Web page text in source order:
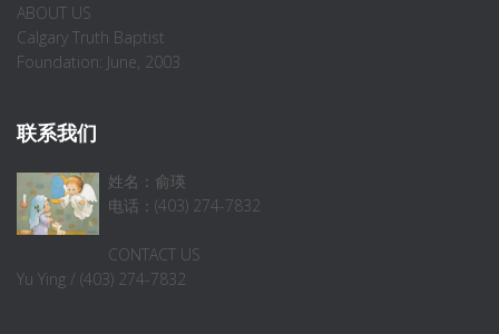
ABOUT US
Calgary Truth Baptist
Foundation: June, 2003
联系我们
姓名：俞瑛
电话：(403) 274-7832
CONTACT US
Yu Ying / (403) 274-7832